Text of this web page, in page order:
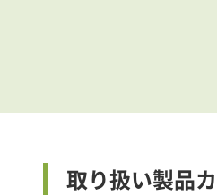
取り扱い製品